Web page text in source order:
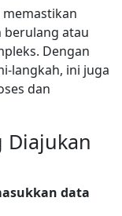
memastikan
atau
Dengan
langkah, ini juga
dan
Diajukan
data